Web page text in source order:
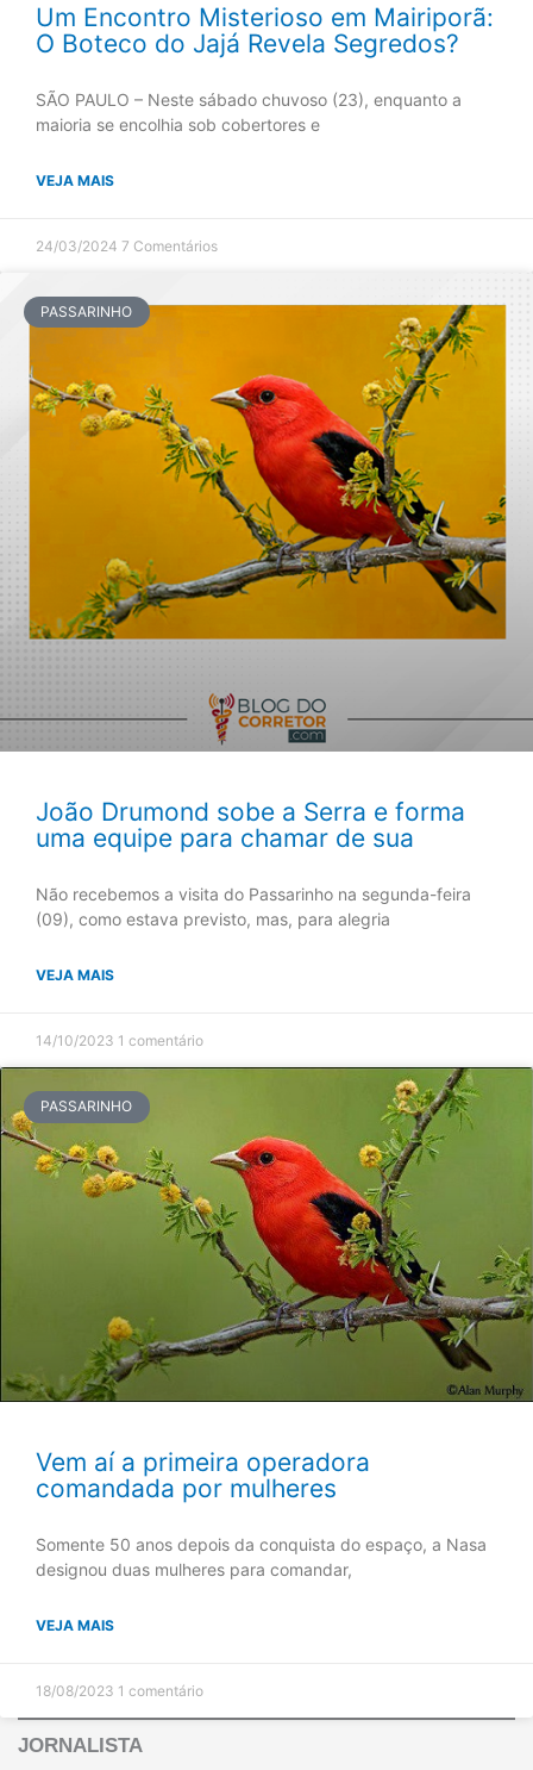
Um Encontro Misterioso em Mairiporã:
O Boteco do Jajá Revela Segredos?
SÃO PAULO – Neste sábado chuvoso (23), enquanto a
maioria se encolhia sob cobertores e
VEJA MAIS
24/03/2024 7 Comentários
PASSARINHO
João Drumond sobe a Serra e forma
uma equipe para chamar de sua
Não recebemos a visita do Passarinho na segunda-feira
(09), como estava previsto, mas, para alegria
VEJA MAIS
14/10/2023 1 comentário
PASSARINHO
Vem aí a primeira operadora
comandada por mulheres
Somente 50 anos depois da conquista do espaço, a Nasa
designou duas mulheres para comandar,
VEJA MAIS
18/08/2023 1 comentário
JORNALISTA